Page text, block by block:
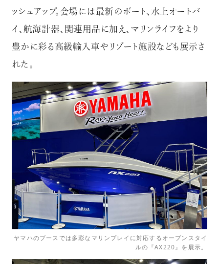
ッシュアップ。会場には最新のボート、水上オートバ
イ、航海計器、関連用品に加え、マリンライフをより
豊かに彩る高級輸入車やリゾート施設なども展示さ
れた。
ヤマハのブースでは多彩なマリンプレイに対応するオープンスタイ
ルの『AX220』を展示。